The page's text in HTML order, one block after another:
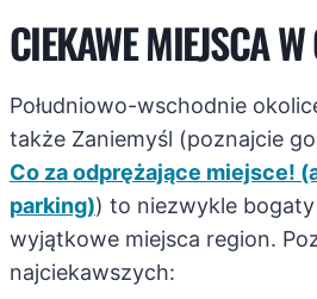
CIEKAWE MIEJSCA
Południowo-wschodnie
także Zaniemyśl (poznajcie
Co za odprężające miejsce!
parking)) to niezwykle
wyjątkowe miejsca region.
najciekawszych: